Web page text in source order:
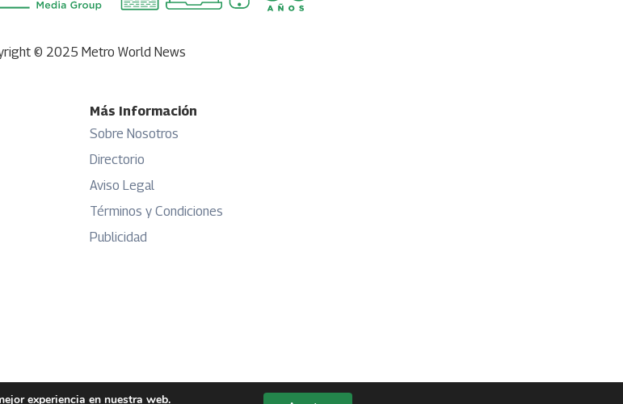
© 2025 Metro World News
Más Información
Sobre Nosotros
Directorio
Aviso Legal
Términos y Condiciones
Publicidad
experiencia en nuestra web.